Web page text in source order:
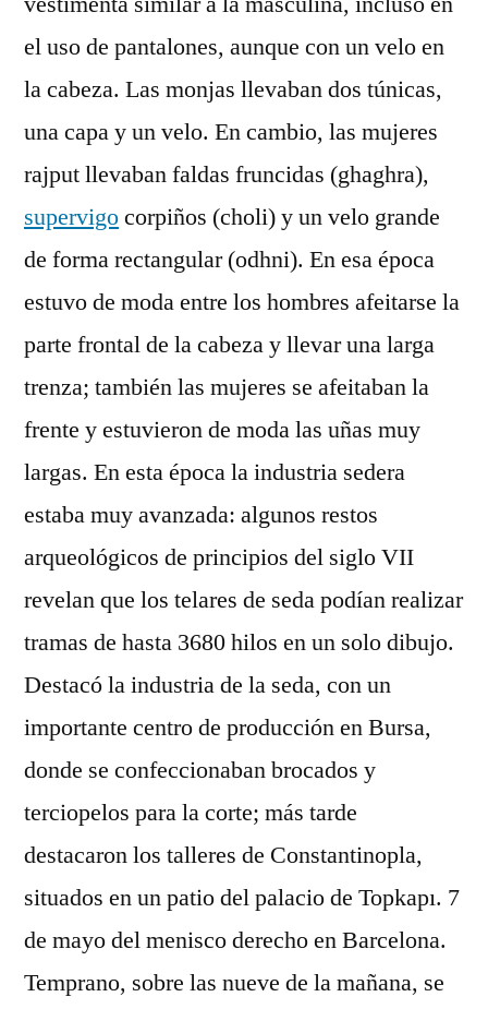
el uso de pantalones, aunque con un velo en
la cabeza. Las monjas llevaban dos túnicas,
una capa y un velo. En cambio, las mujeres
rajput llevaban faldas fruncidas (ghaghra),
supervigocorpiños (choli) y un velo grande
de forma rectangular (odhni). En esa época
estuvo de moda entre los hombres afeitarse la
parte frontal de la cabeza y llevar una larga
trenza; también las mujeres se afeitaban la
frente y estuvieron de moda las uñas muy
largas. En esta época la industria sedera
estaba muy avanzada: algunos restos
arqueológicos de principios del siglo VII
revelan que los telares de seda podían realizar
tramas de hasta 3680 hilos en un solo dibujo.
Destacó la industria de la seda, con un
importante centro de producción en Bursa,
donde se confeccionaban brocados y
terciopelos para la corte; más tarde
destacaron los talleres de Constantinopla,
situados en un patio del palacio de Topkapı. 7
de mayo del menisco derecho en Barcelona.
Temprano, sobre las nueve de la mañana, se